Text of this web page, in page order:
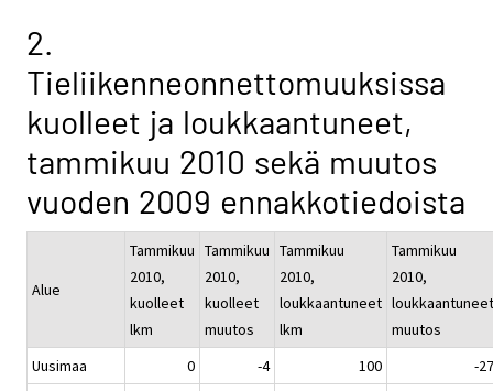
2.
Tieliikenneonnettomuuksissa
kuolleet ja loukkaantuneet,
tammikuu 2010 sekä muutos
vuoden 2009 ennakkotiedoista
Alue
Tammikuu
2010,
kuolleet
lkm
Tammikuu
2010,
kuolleet
muutos
Tammikuu
2010,
loukkaantuneet
lkm
Tammikuu
2010,
loukkaantuneet
muutos
Uusimaa
0 -4 100
-27